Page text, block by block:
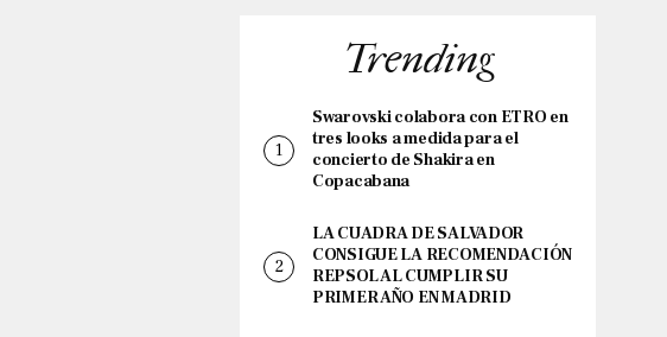
Trending
Swarovski colabora con ETRO en
tres looks a medida para el
concierto de Shakira en
Copacabana
LA CUADRA DE SALVADOR
CONSIGUE LA RECOMENDACIÓN
REPSOL AL CUMPLIR SU
PRIMER AÑO EN MADRID